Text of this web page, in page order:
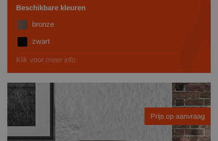
Beschikbare kleuren
bronze
zwart
Klik voor meer info
Prijs op aanvraag